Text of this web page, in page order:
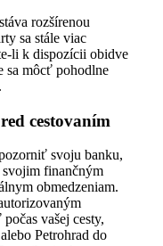
rozšírenou
sa stále viac
li k dispozícii obidve
sa môcť pohodlne
cestovaním
svoju banku,
finančným
obmedzeniam.
vašej cesty,
Petrohrad do